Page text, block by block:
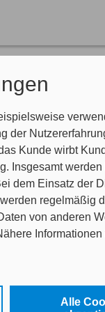
der
Kunde wirbt
Insgesamt werden
dem Einsatz der
regelmäßig
von anderen
Alle